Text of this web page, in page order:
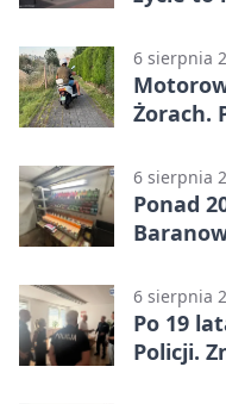
6 sierpnia
Żorach.
6 sierpnia
Ponad
6 sierpnia
Po 19
Policji.